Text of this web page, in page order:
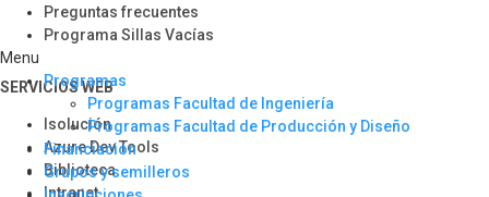
Preguntas frecuentes
Programa Sillas Vacías
Menu
Programas
Programas Facultad de Ingeniería
Programas Facultad de Producción y Diseño
Financiación
Grupos y semilleros
SERVICIOS WEB
Isolución
Azure Dev Tools
Biblioteca
Intranet